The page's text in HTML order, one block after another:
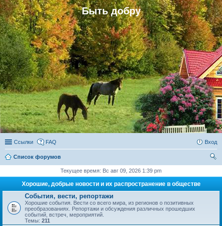
Быть добру
Ссылки FAQ Вход
Список форумов
Текущее время: Вс авг 09, 2026 1:39 pm
Хорошие, добрые новости и их распространение в обществе
События, вести, репортажи
Хорошие события. Вести со всего мира, из регионов о позитивных
преобразованиях. Репортажи и обсуждения различных прошедших
событий, встреч, мероприятий.
Темы: 211